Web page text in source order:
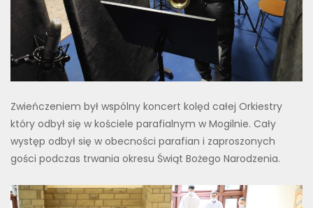
Zwieńczeniem był wspólny koncert kolęd całej Orkiestry
który odbył się w kościele parafialnym w Mogilnie. Cały
występ odbył się w obecności parafian i zaproszonych
gości podczas trwania okresu Świąt Bożego Narodzenia.